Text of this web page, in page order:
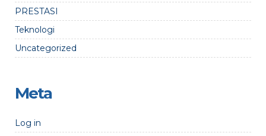
PRESTASI
Teknologi
Uncategorized
Meta
Log in